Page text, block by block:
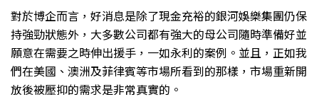
對於博企而言，好消息是除了現金充裕的銀河娛樂集團仍保
持強勁狀態外，大多數公司都有強大的母公司隨時準備好並
願意在需要之時伸出援手，一如永利的案例。並且，正如我
們在美國、澳洲及菲律賓等市場所看到的那樣，市場重新開
放後被壓抑的需求是非常真實的。